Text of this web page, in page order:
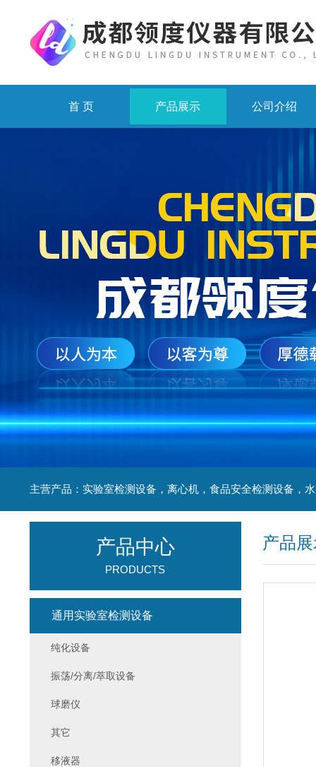
首 页 产品展示 公司介绍
产品
产品中心
PRODUCTS
通用实验室检测设备
纯化设备
振荡/分离/萃取设备
球磨仪
其它
移液器